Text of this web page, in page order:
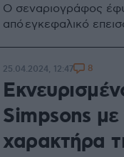
Ο σεναριογράφος
από εγκεφαλικό
Simpsons
χαρακτήρα
25.04.2024, 12:47 8